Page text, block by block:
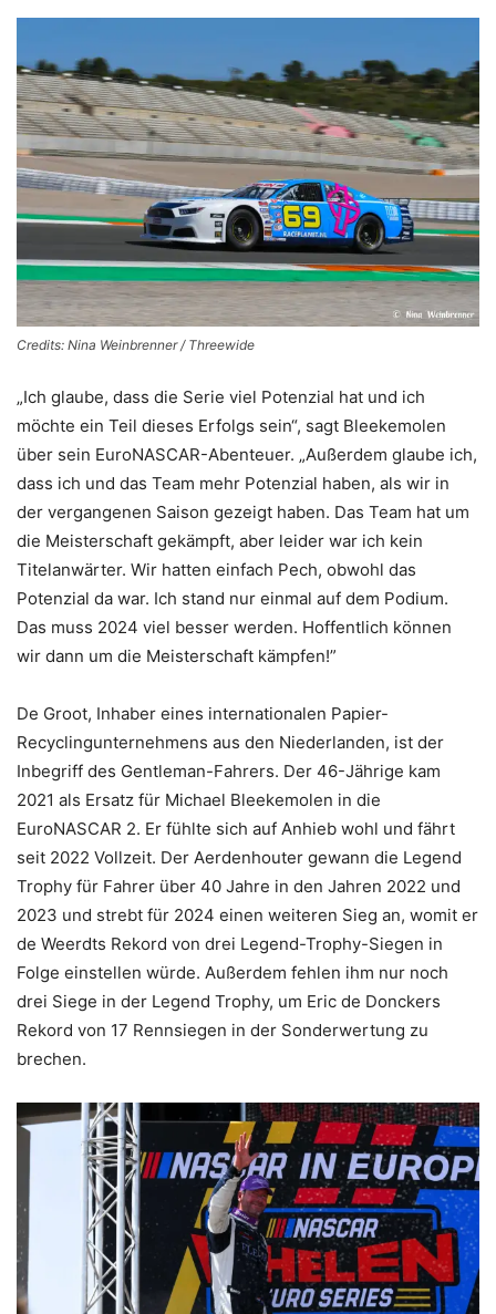
Credits: Nina Weinbrenner / Threewide
„Ich glaube, dass die Serie viel Potenzial hat und ich
möchte ein Teil dieses Erfolgs sein“, sagt Bleekemolen
über sein EuroNASCAR-Abenteuer. „Außerdem glaube ich,
dass ich und das Team mehr Potenzial haben, als wir in
der vergangenen Saison gezeigt haben. Das Team hat um
die Meisterschaft gekämpft, aber leider war ich kein
Titelanwärter. Wir hatten einfach Pech, obwohl das
Potenzial da war. Ich stand nur einmal auf dem Podium.
Das muss 2024 viel besser werden. Hoffentlich können
wir dann um die Meisterschaft kämpfen!”
De Groot, Inhaber eines internationalen Papier-
Recyclingunternehmens aus den Niederlanden, ist der
Inbegriff des Gentleman-Fahrers. Der 46-Jährige kam
2021 als Ersatz für Michael Bleekemolen in die
EuroNASCAR 2. Er fühlte sich auf Anhieb wohl und fährt
seit 2022 Vollzeit. Der Aerdenhouter gewann die Legend
Trophy für Fahrer über 40 Jahre in den Jahren 2022 und
2023 und strebt für 2024 einen weiteren Sieg an, womit er
de Weerdts Rekord von drei Legend-Trophy-Siegen in
Folge einstellen würde. Außerdem fehlen ihm nur noch
drei Siege in der Legend Trophy, um Eric de Donckers
Rekord von 17 Rennsiegen in der Sonderwertung zu
brechen.